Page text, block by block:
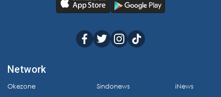
Network
Okezone
Sindonews
iNews